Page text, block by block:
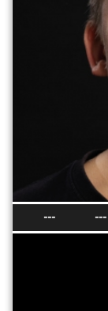
--- ---